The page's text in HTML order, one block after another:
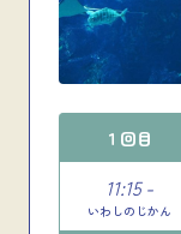
１回目
11:15 -
いわしのじかん